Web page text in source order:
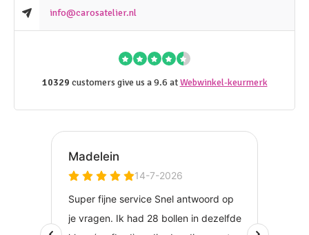
info@carosatelier.nl
10329 customers give us a 9.6 atWebwinkel-keurmerk